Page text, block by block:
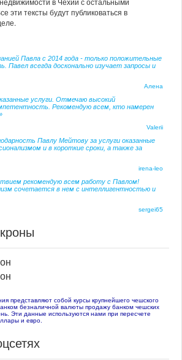
эти тексты будут публиковаться в
Павла с 2014 года - только положительные
Павел всегда досконально изучает запросы и
Алена
услуги. Отмечаю высокий
Рекомендую всем, кто намерен
Valerii
Павлу Мейтову за услуги оказанные
и в короткие сроки, а также за
irena-leo
рекомендую всем работу с Павлом!
сочетается в нем с интеллигентностью и
sergei65
представляют собой курсы крупнейшего чешского
безналичной валюты продажу банком чешских
Эти данные используются нами при пересчете
и евро.